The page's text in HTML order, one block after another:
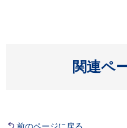
関連ペ
前のページに戻る